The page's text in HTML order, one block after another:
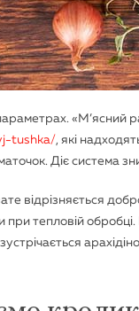
tushka/, які
Діє система
відрізняється
тепловій